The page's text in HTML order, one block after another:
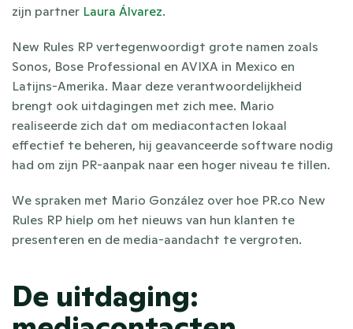
zijn partner Laura Álvarez.
New Rules RP vertegenwoordigt grote namen zoals
Sonos, Bose Professional en AVIXA in Mexico en
Latijns-Amerika. Maar deze verantwoordelijkheid
brengt ook uitdagingen met zich mee. Mario
realiseerde zich dat om mediacontacten lokaal
effectief te beheren, hij geavanceerde software nodig
had om zijn PR-aanpak naar een hoger niveau te tillen.
We spraken met Mario González over hoe PR.co New
Rules RP hielp om het nieuws van hun klanten te
presenteren en de media-aandacht te vergroten.
De uitdaging: